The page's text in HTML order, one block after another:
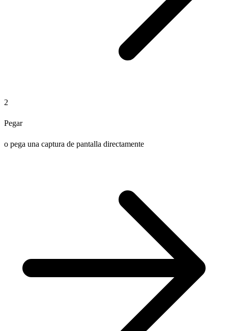
2
Pegar
o pega una captura de pantalla directamente